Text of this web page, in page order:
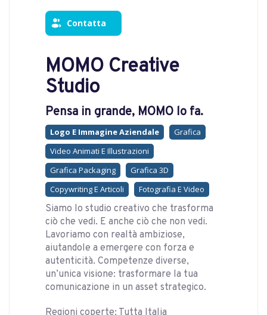
Contatta
MOMO Creative
Studio
Pensa in grande, MOMO lo fa.
Logo E Immagine Aziendale
Grafica
Video Animati E Illustrazioni
Grafica Packaging
Grafica 3D
Copywriting E Articoli
Fotografia E Video
Siamo lo studio creativo che trasforma
ciò che vedi. E anche ciò che non vedi.
Lavoriamo con realtà ambiziose,
aiutandole a emergere con forza e
autenticità. Competenze diverse,
un’unica visione: trasformare la tua
comunicazione in un asset strategico.